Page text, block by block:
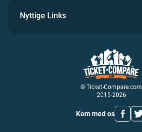
© Ticket-Compare.com
2015-2026
Kom med os
Nyttige Links